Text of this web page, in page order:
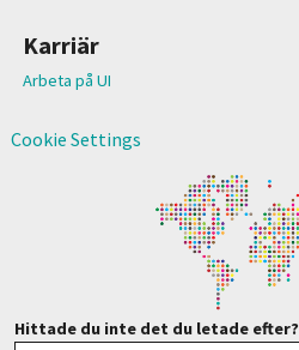
Karriär
Arbeta på UI
Cookie Settings
Hittade du inte det du letade efter?